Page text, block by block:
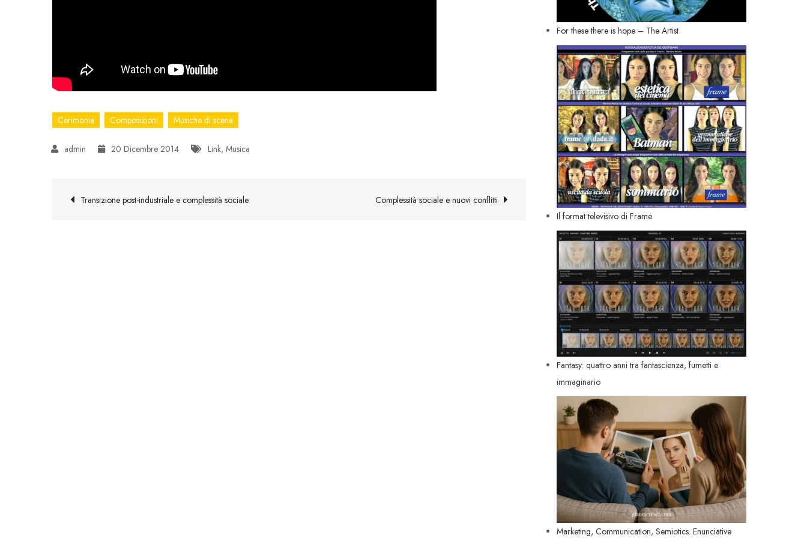
Cerimonia Composizioni Musiche di scena
20 Dicembre 2014 Link, Musica
Navigazione
Transizione post-industriale e complessità sociale Complessità sociale e nuovi conflitti
For these there is hope – The Artist
Il format televisivo di Frame
Fantasy: quattro anni tra fantascienza, fumetti e
immaginario
Marketing, Communication, Semiotics. Enunciative